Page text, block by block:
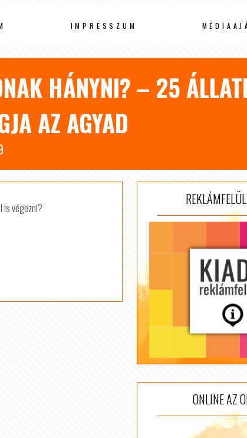
IMPRESSZUM
HÁNYNI? – 25
AZ AGYAD
is végezni?
ONLINE AZ